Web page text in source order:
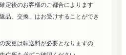
定後のお客様のご都合によります
品、交換」はお受けすることができ
変更は転送料が必要となりますの